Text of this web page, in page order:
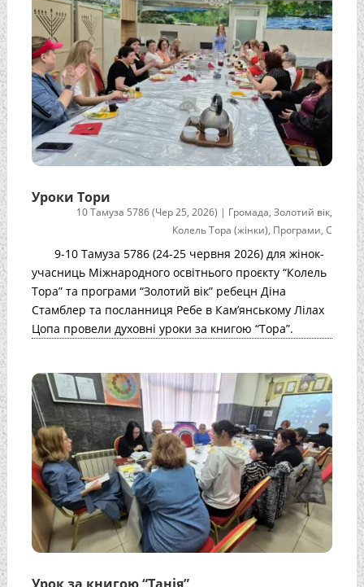
Уроки Тори
10 Тамуза 5786 (Чер 25, 2026) | Громада,Золотий вік,
Колель Тора (жінки), Програми,С
9-10 Тамуза 5786 (24-25 червня 2026) для жінок-
учасниць Міжнародного освітнього проєкту “Колель
Тора” та програми “Золотий вік” ребецн Діна
Стамблер та посланниця Ребе в Кам’янському Лілах
Цопа провели духовні уроки за книгою “Тора”.